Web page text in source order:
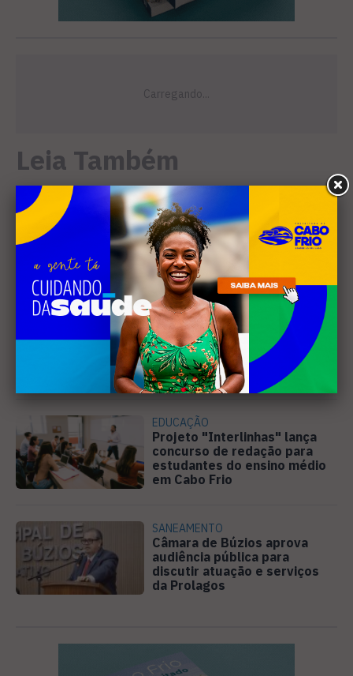
Leia Também
MÚSICA
Banda cabo-friense
Spectrummm apresenta
músicas inéditas no Diveneta
Moto Fest neste sábado (8)
PREJUÍZO
Compradores cobram
cronograma da Volendam e
pedem ação do MP por obra
parada em Arraial
EDUCAÇÃO
Projeto "Interlinhas" lança
concurso de redação para
estudantes do ensino médio
em Cabo Frio
SANEAMENTO
Câmara de Búzios aprova
audiência pública para
discutir atuação e serviços
da Prolagos